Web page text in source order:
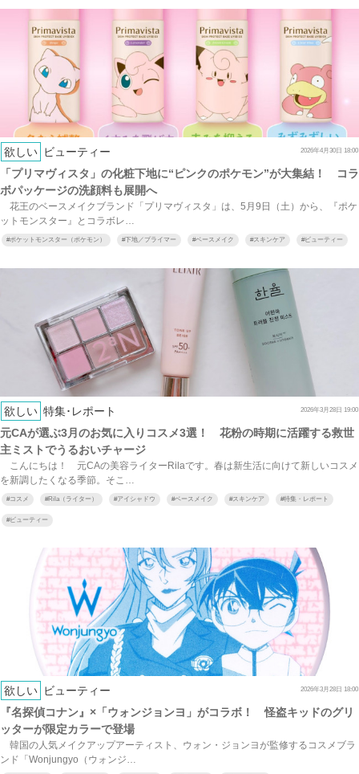
欲しい ビューティー 2026年4月30日 18:00
「プリマヴィスタ」の化粧下地に“ピンクのポケモン”が大集結！ コラ
ボパッケージの洗顔料も展開へ
花王のベースメイクブランド「プリマヴィスタ」は、5月9日（土）から、『ポケ
ットモンスター』とコラボレ…
#ポケットモンスター（ポケモン） #下地／プライマー #ベースメイク #スキンケア #ビューティー
欲しい 特集･レポート 2026年3月28日 19:00
元CAが選ぶ3月のお気に入りコスメ3選！ 花粉の時期に活躍する救世
主ミストでうるおいチャージ
こんにちは！ 元CAの美容ライターRilaです。春は新生活に向けて新しいコスメ
を新調したくなる季節。そこ…
#コスメ #Rila（ライター） #アイシャドウ #ベースメイク #スキンケア #特集・レポート
#ビューティー
欲しい ビューティー 2026年3月28日 18:00
『名探偵コナン』×「ウォンジョンヨ」がコラボ！ 怪盗キッドのグリ
ッターが限定カラーで登場
韓国の人気メイクアップアーティスト、ウォン・ジョンヨが監修するコスメブラ
ンド「Wonjungyo（ウォンジ…